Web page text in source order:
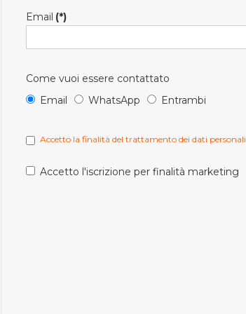
Email (*)
Come vuoi essere contattato
Email
WhatsApp Entrambi
Accetto la finalità del trattamento dei dati personali
Accetto l'iscrizione per finalità marketing